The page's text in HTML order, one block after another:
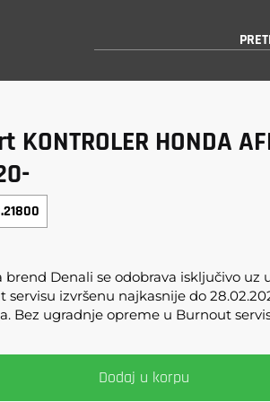
KONTROLER HONDA
brend Denali se odobrava isključivo uz
izvršenu najkasnije do
Bez ugradnje opreme u Burnout
Dodaj u korpu